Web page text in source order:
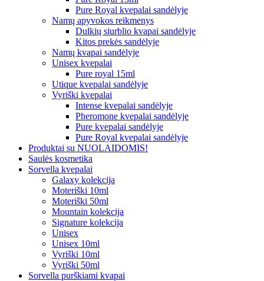
Pure Royal kvepalai sandėlyje
Namų apyvokos reikmenys
Dulkių siurblio kvapai sandėlyje
Kitos prekės sandėlyje
Namų kvapai sandėlyje
Unisex kvepalai
Pure royal 15ml
Utique kvepalai sandėlyje
Vyriški kvepalai
Intense kvepalai sandėlyje
Pheromone kvepalai sandėlyje
Pure kvepalai sandėlyje
Pure Royal kvepalai sandėlyje
Produktai su NUOLAIDOMIS!
Saulės kosmetika
Sorvella kvepalai
Galaxy kolekcija
Moteriški 10ml
Moteriški 50ml
Mountain kolekcija
Signature kolekcija
Unisex
Unisex 10ml
Vyriški 10ml
Vyriški 50ml
Sorvella purškiami kvapai